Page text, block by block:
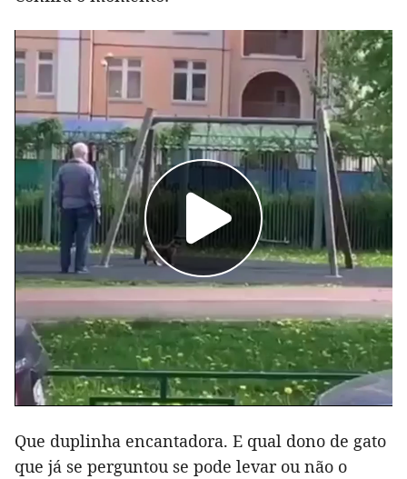
Que duplinha encantadora. E qual dono de gato
que já se perguntou se pode levar ou não o